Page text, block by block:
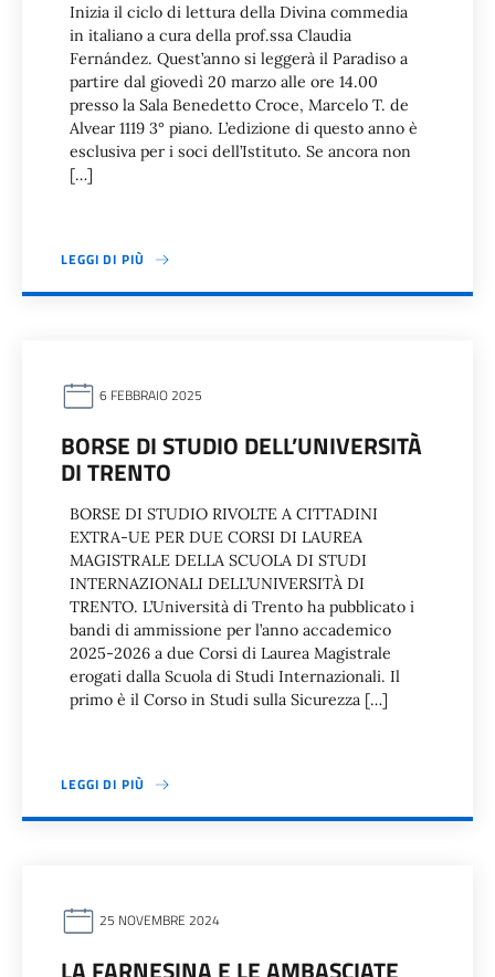
Inizia il ciclo di lettura della Divina commedia
in italiano a cura della prof.ssa Claudia
Fernández. Quest’anno si leggerà il Paradiso a
partire dal giovedì 20 marzo alle ore 14.00
presso la Sala Benedetto Croce, Marcelo T. de
Alvear 1119 3° piano. L’edizione di questo anno è
esclusiva per i soci dell’Istituto. Se ancora non
[…]
LEGGI DI PIÙ
6 FEBBRAIO 2025
BORSE DI STUDIO DELL’UNIVERSITÀ
DI TRENTO
BORSE DI STUDIO RIVOLTE A CITTADINI
EXTRA-UE PER DUE CORSI DI LAUREA
MAGISTRALE DELLA SCUOLA DI STUDI
INTERNAZIONALI DELL’UNIVERSITÀ DI
TRENTO. L’Università di Trento ha pubblicato i
bandi di ammissione per l’anno accademico
2025-2026 a due Corsi di Laurea Magistrale
erogati dalla Scuola di Studi Internazionali. Il
primo è il Corso in Studi sulla Sicurezza […]
LEGGI DI PIÙ
25 NOVEMBRE 2024